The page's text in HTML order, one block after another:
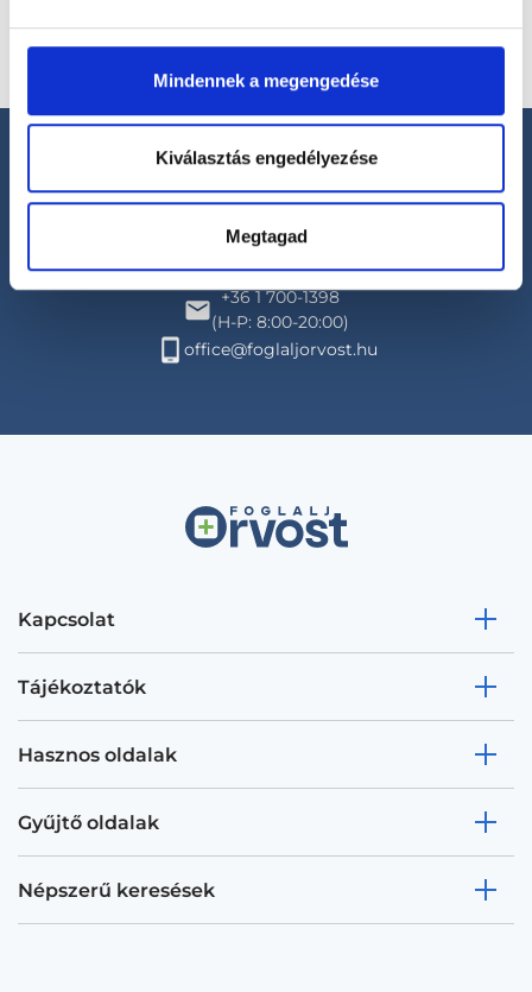
Mindennek a megengedése
Kiválasztás engedélyezése
Megtagad
Segíthetünk?
+36 1 700-1398
(H-P: 8:00-20:00)
office@foglaljorvost.hu
Kapcsolat
Tájékoztatók
Hasznos oldalak
Gyűjtő oldalak
Népszerű keresések